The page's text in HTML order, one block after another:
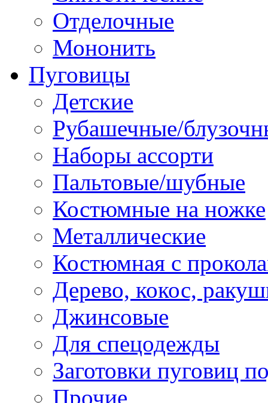
Отделочные
Мононить
Пуговицы
Детские
Рубашечные/
Наборы ассорти
Пальтовые/шубные
Костюмные на ножке
Металлические
Костюмная с
Дерево, кокос,
Джинсовые
Для спецодежды
Заготовки пуговиц
Прочие